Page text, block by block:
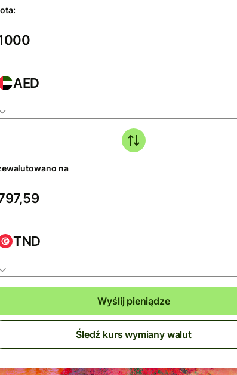
AED
na
TND
Wyślij pieniądze
Śledź kurs wymiany walut